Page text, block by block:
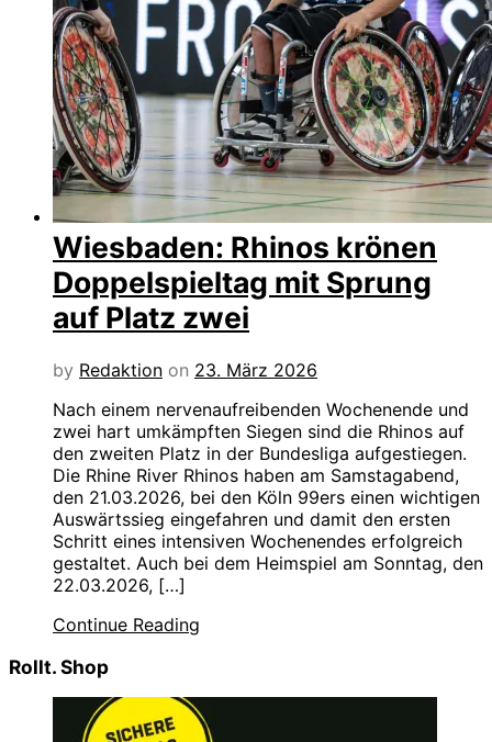
Wiesbaden: Rhinos krönen
Doppelspieltag mit Sprung
auf Platz zwei
by Redaktion on 23. März 2026
Nach einem nervenaufreibenden Wochenende und
zwei hart umkämpften Siegen sind die Rhinos auf
den zweiten Platz in der Bundesliga aufgestiegen.
Die Rhine River Rhinos haben am Samstagabend,
den 21.03.2026, bei den Köln 99ers einen wichtigen
Auswärtssieg eingefahren und damit den ersten
Schritt eines intensiven Wochenendes erfolgreich
gestaltet. Auch bei dem Heimspiel am Sonntag, den
22.03.2026, […]
Continue Reading
Rollt. Shop